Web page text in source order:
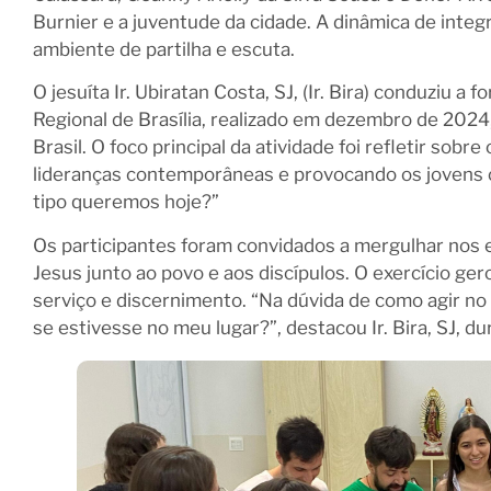
Burnier e a juventude da cidade. A dinâmica de
ambiente de partilha e escuta.
O jesuíta Ir. Ubiratan Costa, SJ, (Ir. Bira) conduziu a
Regional de Brasília, realizado em dezembro de
Brasil. O foco principal da atividade foi refletir sobre
lideranças contemporâneas e provocando os
tipo queremos hoje?”
Os participantes foram convidados a mergulhar
Jesus junto ao povo e aos discípulos. O exercício
serviço e discernimento. “Na dúvida de como agir
se estivesse no meu lugar?”, destacou Ir. Bira, SJ,